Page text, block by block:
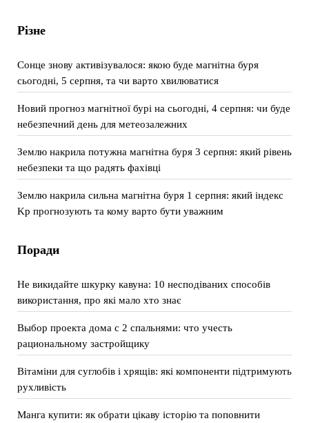
Різне
Сонце знову активізувалося: якою буде магнітна буря
сьогодні, 5 серпня, та чи варто хвилюватися
Новий прогноз магнітної бурі на сьогодні, 4 серпня: чи буде
небезпечний день для метеозалежних
Землю накрила потужна магнітна буря 3 серпня: який рівень
небезпеки та що радять фахівці
Землю накрила сильна магнітна буря 1 серпня: який індекс
Kp прогнозують та кому варто бути уважним
Поради
Не викидайте шкурку кавуна: 10 несподіваних способів
використання, про які мало хто знає
Выбор проекта дома с 2 спальнями: что учесть
рациональному застройщику
Вітаміни для суглобів і хрящів: які компоненти підтримують
рухливість
Манга купити: як обрати цікаву історію та поповнити